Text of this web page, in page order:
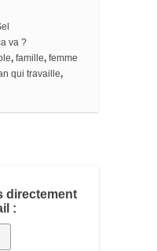
va ?
, famille, femme
qui travaille,
directement
: